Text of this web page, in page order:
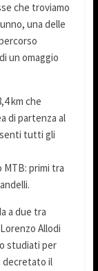
che troviamo
una delle
un omaggio
km che
di partenza al
tutti gli
MTB: primi tra
a due tra
Allodi
studiati per
decretato il